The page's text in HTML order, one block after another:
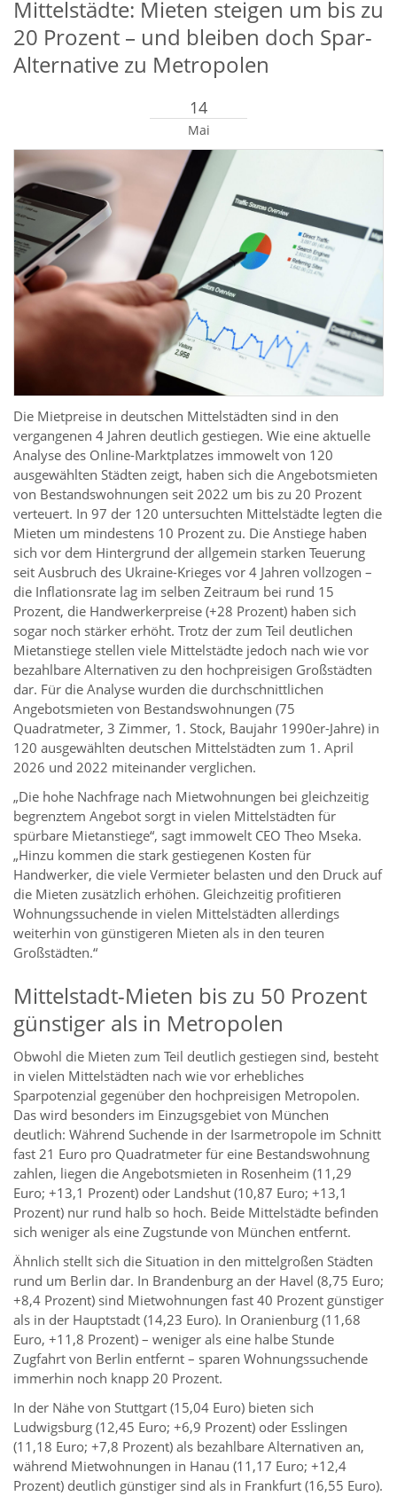
Mittelstädte: Mieten steigen um bis zu
20 Prozent – und bleiben doch Spar-
Alternative zu Metropolen
14
Mai
Die Mietpreise in deutschen Mittelstädten sind in den
vergangenen 4 Jahren deutlich gestiegen. Wie eine aktuelle
Analyse des Online-Marktplatzes immowelt von 120
ausgewählten Städten zeigt, haben sich die Angebotsmieten
von Bestandswohnungen seit 2022 um bis zu 20 Prozent
verteuert. In 97 der 120 untersuchten Mittelstädte legten die
Mieten um mindestens 10 Prozent zu. Die Anstiege haben
sich vor dem Hintergrund der allgemein starken Teuerung
seit Ausbruch des Ukraine-Krieges vor 4 Jahren vollzogen –
die Inflationsrate lag im selben Zeitraum bei rund 15
Prozent, die Handwerkerpreise (+28 Prozent) haben sich
sogar noch stärker erhöht. Trotz der zum Teil deutlichen
Mietanstiege stellen viele Mittelstädte jedoch nach wie vor
bezahlbare Alternativen zu den hochpreisigen Großstädten
dar. Für die Analyse wurden die durchschnittlichen
Angebotsmieten von Bestandswohnungen (75
Quadratmeter, 3 Zimmer, 1. Stock, Baujahr 1990er-Jahre) in
120 ausgewählten deutschen Mittelstädten zum 1. April
2026 und 2022 miteinander verglichen.
„Die hohe Nachfrage nach Mietwohnungen bei gleichzeitig
begrenztem Angebot sorgt in vielen Mittelstädten für
spürbare Mietanstiege“, sagt immowelt CEO Theo Mseka.
„Hinzu kommen die stark gestiegenen Kosten für
Handwerker, die viele Vermieter belasten und den Druck auf
die Mieten zusätzlich erhöhen. Gleichzeitig profitieren
Wohnungssuchende in vielen Mittelstädten allerdings
weiterhin von günstigeren Mieten als in den teuren
Großstädten.“
Mittelstadt-Mieten bis zu 50 Prozent
günstiger als in Metropolen
Obwohl die Mieten zum Teil deutlich gestiegen sind, besteht
in vielen Mittelstädten nach wie vor erhebliches
Sparpotenzial gegenüber den hochpreisigen Metropolen.
Das wird besonders im Einzugsgebiet von München
deutlich: Während Suchende in der Isarmetropole im Schnitt
fast 21 Euro pro Quadratmeter für eine Bestandswohnung
zahlen, liegen die Angebotsmieten in Rosenheim (11,29
Euro; +13,1 Prozent) oder Landshut (10,87 Euro; +13,1
Prozent) nur rund halb so hoch. Beide Mittelstädte befinden
sich weniger als eine Zugstunde von München entfernt.
Ähnlich stellt sich die Situation in den mittelgroßen Städten
rund um Berlin dar. In Brandenburg an der Havel (8,75 Euro;
+8,4 Prozent) sind Mietwohnungen fast 40 Prozent günstiger
als in der Hauptstadt (14,23 Euro). In Oranienburg (11,68
Euro, +11,8 Prozent) – weniger als eine halbe Stunde
Zugfahrt von Berlin entfernt – sparen Wohnungssuchende
immerhin noch knapp 20 Prozent.
In der Nähe von Stuttgart (15,04 Euro) bieten sich
Ludwigsburg (12,45 Euro; +6,9 Prozent) oder Esslingen
(11,18 Euro; +7,8 Prozent) als bezahlbare Alternativen an,
während Mietwohnungen in Hanau (11,17 Euro; +12,4
Prozent) deutlich günstiger sind als in Frankfurt (16,55 Euro).